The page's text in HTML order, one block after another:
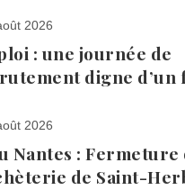
2026
: une journée de
digne d’un
2026
Nantes : Fermeture
de Saint-